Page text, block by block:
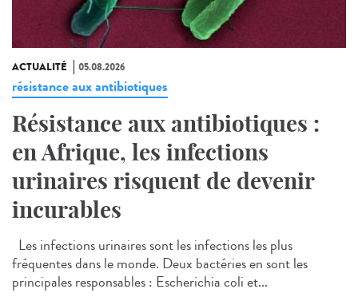
ACTUALITÉ 05.08.2026
résistance aux antibiotiques
Résistance aux antibiotiques :
en Afrique, les infections
urinaires risquent de devenir
incurables
Les infections urinaires sont les infections les plus
fréquentes dans le monde. Deux bactéries en sont les
principales responsables : Escherichia coli et...